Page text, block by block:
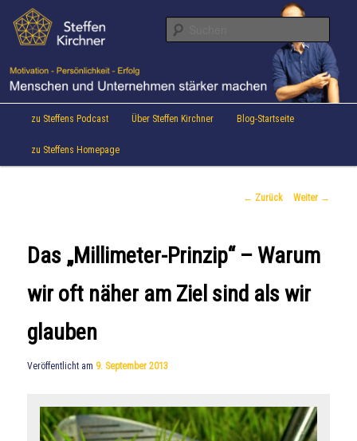
Inhalt
wechseln
Steffen Kirchner Blog
Aktuelles von Speaker & Motivationstrainer Steffen Kirchner
Hauptmenü
zu Steffens Podcast Über Steffen Kirchner Blog-Startseite
zu Steffens Homepage
Beitrags-
← Zurück Weiter →
Das „Millimeter-Prinzip“ – Warum
wir oft näher am Ziel sind als wir
glauben
Veröffentlicht am 9. September 2013